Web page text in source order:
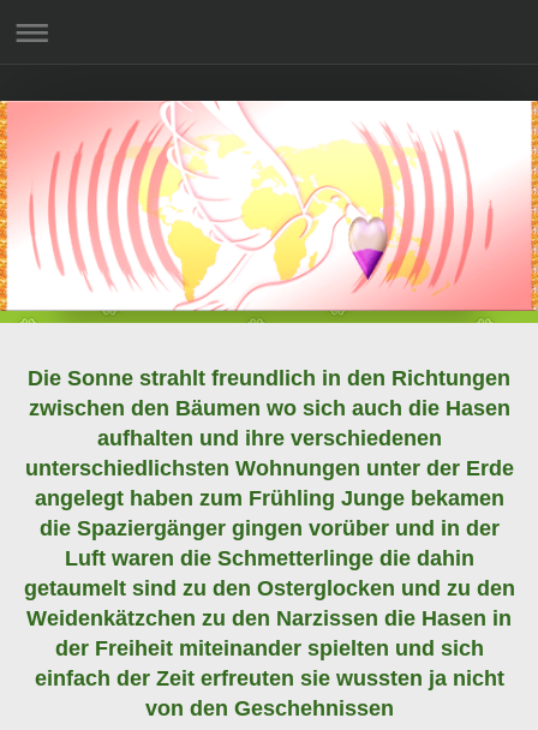
Die Sonne strahlt freundlich in den Richtungen
zwischen den Bäumen wo sich auch die Hasen
aufhalten und ihre verschiedenen
unterschiedlichsten Wohnungen unter der Erde
angelegt haben zum Frühling Junge bekamen
die Spaziergänger gingen vorüber und in der
Luft waren die Schmetterlinge die dahin
getaumelt sind zu den Osterglocken und zu den
Weidenkätzchen zu den Narzissen die Hasen in
der Freiheit miteinander spielten und sich
einfach der Zeit erfreuten sie wussten ja nicht
von den Geschehnissen